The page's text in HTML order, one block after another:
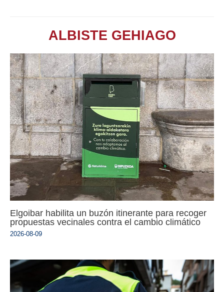
ALBISTE GEHIAGO
Elgoibar habilita un buzón itinerante para recoger
propuestas vecinales contra el cambio climático
2026-08-09